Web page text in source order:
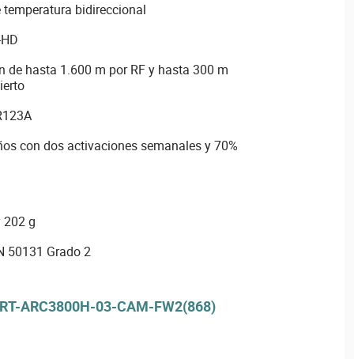
bidireccional
de hasta 1.600 m por RF y hasta 300 m
con dos activaciones semanales y 70%
202 g
50131 Grado 2
ARC3800H-03-CAM-FW2(868)